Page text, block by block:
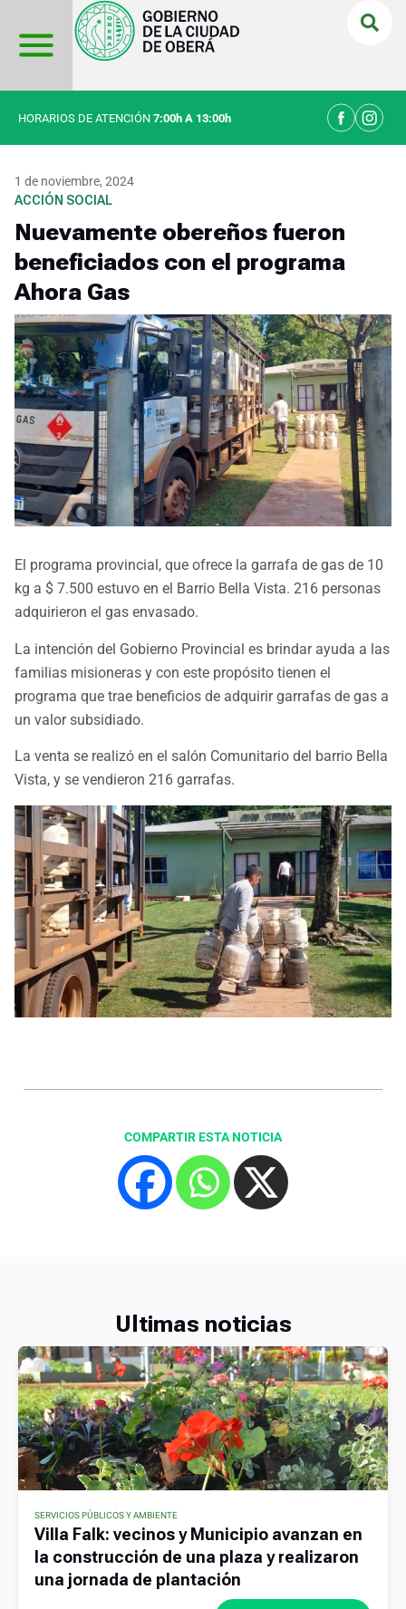
contenido
HORARIOS DE ATENCIÓN 7:00h A 13:00h
1 de noviembre, 2024
ACCIÓN SOCIAL
Nuevamente obereños fueron
beneficiados con el programa
Ahora Gas
El programa provincial, que ofrece la garrafa de gas de 10
kg a $ 7.500 estuvo en el Barrio Bella Vista. 216 personas
adquirieron el gas envasado.
La intención del Gobierno Provincial es brindar ayuda a las
familias misioneras y con este propósito tienen el
programa que trae beneficios de adquirir garrafas de gas a
un valor subsidiado.
La venta se realizó en el salón Comunitario del barrio Bella
Vista, y se vendieron 216 garrafas.
COMPARTIR ESTA NOTICIA
Ultimas noticias
SERVICIOS PÚBLICOS Y AMBIENTE
Villa Falk: vecinos y Municipio avanzan en
la construcción de una plaza y realizaron
una jornada de plantación